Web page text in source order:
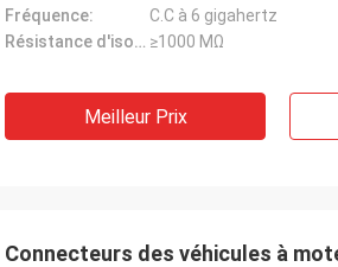
Fréquence:
C.C à 6 gigahertz
Résistance d'isolation: ≥1000 MΩ
Meilleur Prix
Connecteurs des véhicules à